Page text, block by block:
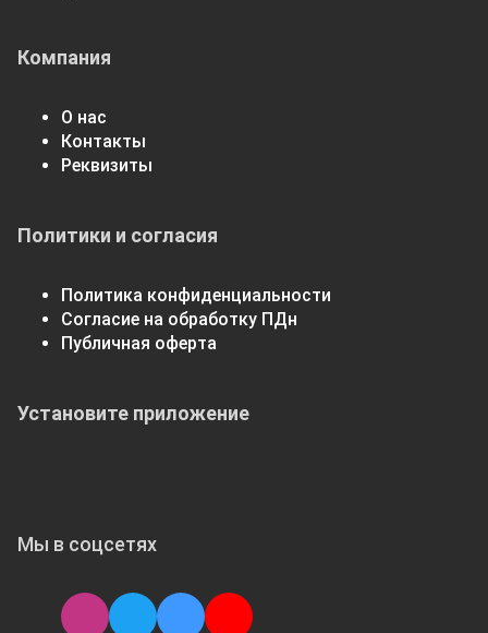
Компания
О нас
Контакты
Реквизиты
Политики и согласия
Политика конфиденциальности
Согласие на обработку ПДн
Публичная оферта
Мы в соцсетях
Установите приложение